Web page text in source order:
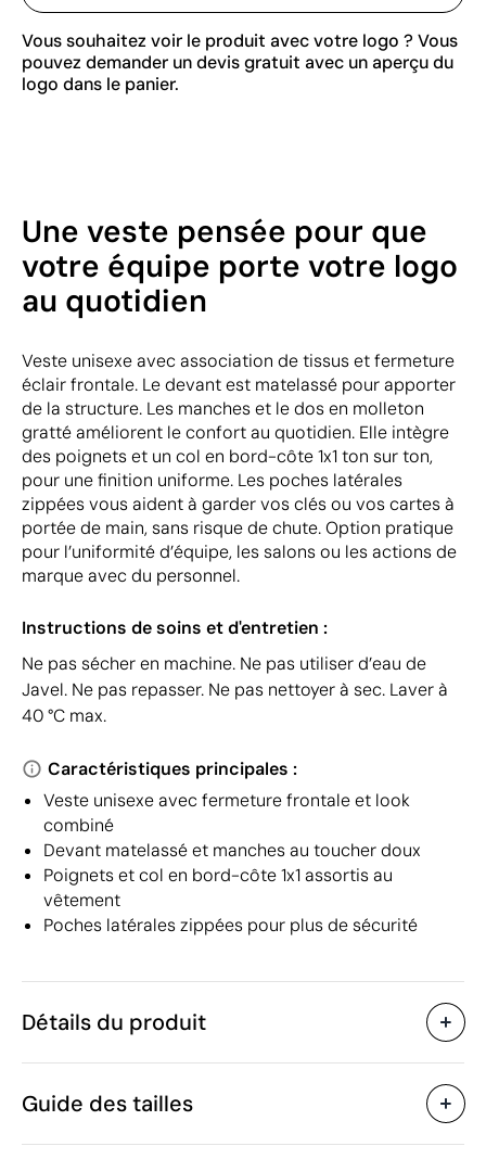
Vous souhaitez voir le produit avec votre logo ? Vous
pouvez demander un devis gratuit avec un aperçu du
logo dans le panier.
Une veste pensée pour que
votre équipe porte votre logo
au quotidien
Veste unisexe avec association de tissus et fermeture
éclair frontale. Le devant est matelassé pour apporter
de la structure. Les manches et le dos en molleton
gratté améliorent le confort au quotidien. Elle intègre
des poignets et un col en bord-côte 1x1 ton sur ton,
pour une finition uniforme. Les poches latérales
zippées vous aident à garder vos clés ou vos cartes à
portée de main, sans risque de chute. Option pratique
pour l’uniformité d’équipe, les salons ou les actions de
marque avec du personnel.
Instructions de soins et d'entretien :
Ne pas sécher en machine. Ne pas utiliser d’eau de
Javel. Ne pas repasser. Ne pas nettoyer à sec. Laver à
40 °C max.
Caractéristiques principales :
Veste unisexe avec fermeture frontale et look
combiné
Devant matelassé et manches au toucher doux
Poignets et col en bord-côte 1x1 assortis au
vêtement
Poches latérales zippées pour plus de sécurité
Détails du produit
Caractéristiques
Code du produit
Guide des tailles